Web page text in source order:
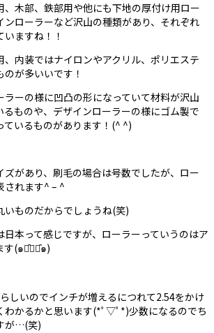
、木部、鉄部用や他にも下地の厚付け用ロー
ンローラーなど沢山の種類があり、それぞれ
ますね！！
、内装ではナイロンやアクリル、ポリエステ
が多いいです！
ーの様に凹凸の形になっていて材料が沢山
るものや、デザインローラーの様にゴム製で
ているものがあります！(^ ^)
があり、刷毛の場合は号数でしたが、ロー
されます^ – ^
いものだからでしょうね(笑)
日本って感じですが、ローラーっていうのはア
す(๑･̑◡･̑๑)
しいのでインチが増えるにつれて2.54をかけ
わかるかと思います(*ﾟ▽ﾟ*)少数になるのでち
が…(笑)